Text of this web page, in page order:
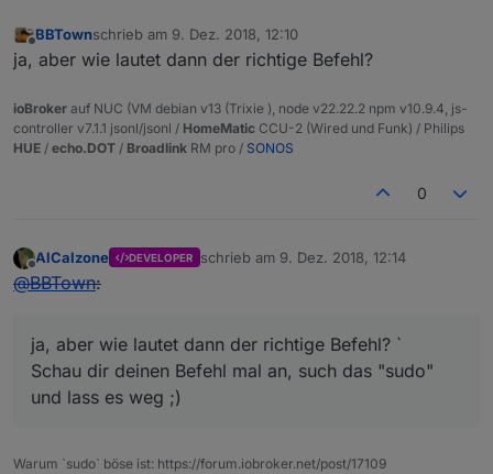
Offline
BBTownschrieb am 9. Dez. 2018, 12:10
zuletzt editiert von
ja, aber wie lautet dann der richtige Befehl?
ioBroker auf NUC (VM debian v13 (Trixie ), node v22.22.2 npm v10.9.4, js-
controller v7.1.1 jsonl/jsonl / HomeMatic CCU-2 (Wired und Funk) / Philips
HUE / echo.DOT / Broadlink RM pro / SONOS
0
Offline
AlCalzone DEVELOPER schrieb am 9. Dez. 2018, 12:14
zuletzt editiert von
@BBTown:
ja, aber wie lautet dann der richtige Befehl? `
Schau dir deinen Befehl mal an, such das "sudo"
und lass es weg ;)
Warum `sudo` böse ist: https://forum.iobroker.net/post/17109